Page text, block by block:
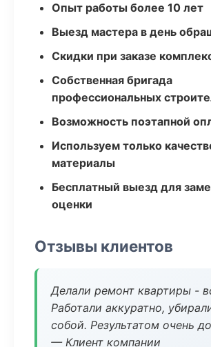
Опыт работы более 10 лет
Выезд мастера в день
Скидки при заказе
Собственная бригада
профессиональных
Возможность поэтапной
Используем только
материалы
Бесплатный выезд для
оценки
Отзывы клиентов
Делали ремонт квартиры -
Работали аккуратно,
собой. Результатом очень
— Клиент компании